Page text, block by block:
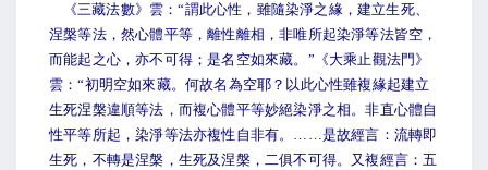
《三藏法數》雲：“謂此心性，雖隨染淨之緣，建立生死、
涅槃等法，然心體平等，離性離相，非唯所起染淨等法皆空，
而能起之心，亦不可得；是名空如來藏。”《大乘止觀法門》
雲：“初明空如來藏。何故名為空耶？以此心性雖複緣起建立
生死涅槃違順等法，而複心體平等妙絕染淨之相。非直心體自
性平等所起，染淨等法亦複性自非有。……是故經言：流轉即
生死，不轉是涅槃，生死及涅槃，二俱不可得。又複經言：五